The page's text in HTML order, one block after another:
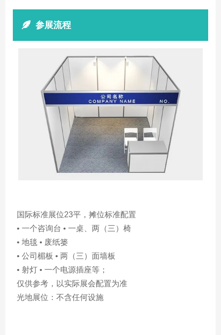
参展流程
国际标准展位23平，摊位标准配置
• 一个咨询台 • 一桌、两（三）椅
• 地毯 • 废纸篓
• 公司楣板 • 两（三）面墙板
• 射灯 • 一个电源插座等；
仅供参考，以实际展会配置为准
光地展位：不含任何设施